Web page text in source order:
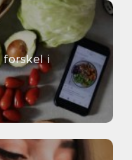
forskel i